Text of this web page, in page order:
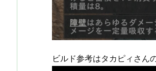
ビルド参考はタカピィさん